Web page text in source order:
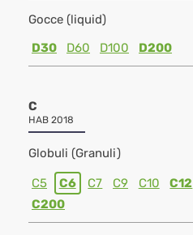
Gocce (liquid)
D30
D60 D100 D200
C
HAB 2018
Globuli (Granuli)
C5 C6 C7 C9 C10 C12
C200